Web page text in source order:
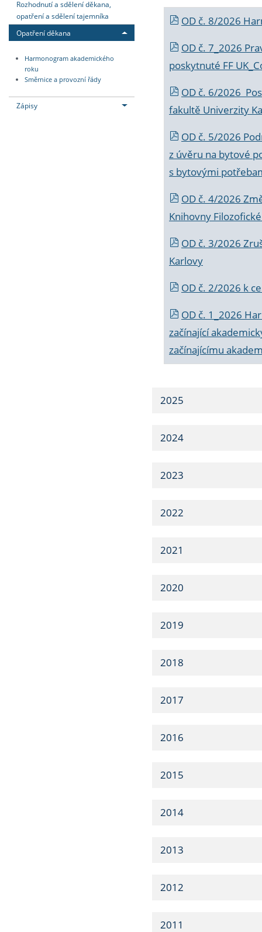
Rozhodnutí a sdělení děkana,
opatření a sdělení tajemníka
Opatření děkana
Harmonogram akademického
roku
Směrnice a provozní řády
Zápisy
OD č. 8/2026
OD č. 7_2026
poskytnuté FF
OD č. 6/2026
fakultě Univerzity
OD č. 5/2026
z úvěru na bytové
s bytovými
OD č. 4/2026
Knihovny
OD č. 3/2026
Karlovy
OD č. 2/2026 k
OD č. 1_2026
začínající
začínajícímu
2025
2024
2023
2022
2021
2020
2019
2018
2017
2016
2015
2014
2013
2012
2011